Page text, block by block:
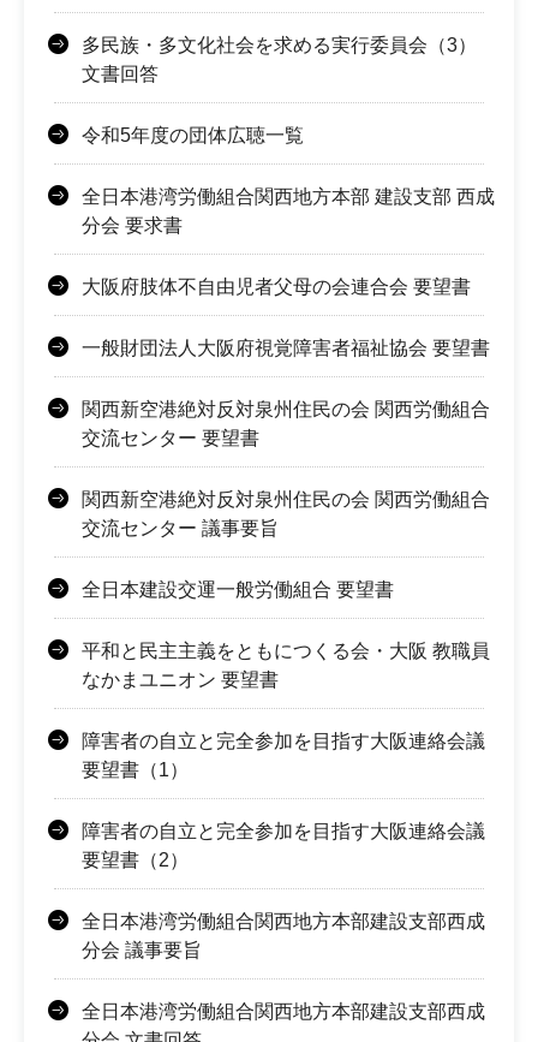
多民族・多文化社会を求める実行委員会（3）
文書回答
令和5年度の団体広聴一覧
全日本港湾労働組合関西地方本部 建設支部 西成
分会 要求書
大阪府肢体不自由児者父母の会連合会 要望書
一般財団法人大阪府視覚障害者福祉協会 要望書
関西新空港絶対反対泉州住民の会 関西労働組合
交流センター 要望書
関西新空港絶対反対泉州住民の会 関西労働組合
交流センター 議事要旨
全日本建設交運一般労働組合 要望書
平和と民主主義をともにつくる会・大阪 教職員
なかまユニオン 要望書
障害者の自立と完全参加を目指す大阪連絡会議
要望書（1）
障害者の自立と完全参加を目指す大阪連絡会議
要望書（2）
全日本港湾労働組合関西地方本部建設支部西成
分会 議事要旨
全日本港湾労働組合関西地方本部建設支部西成